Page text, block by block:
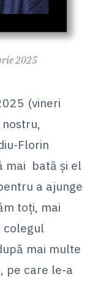
2025
(vineri
Florin
mai bată și el
a ajunge
toți, mai
colegul
mai multe
pe care le-a